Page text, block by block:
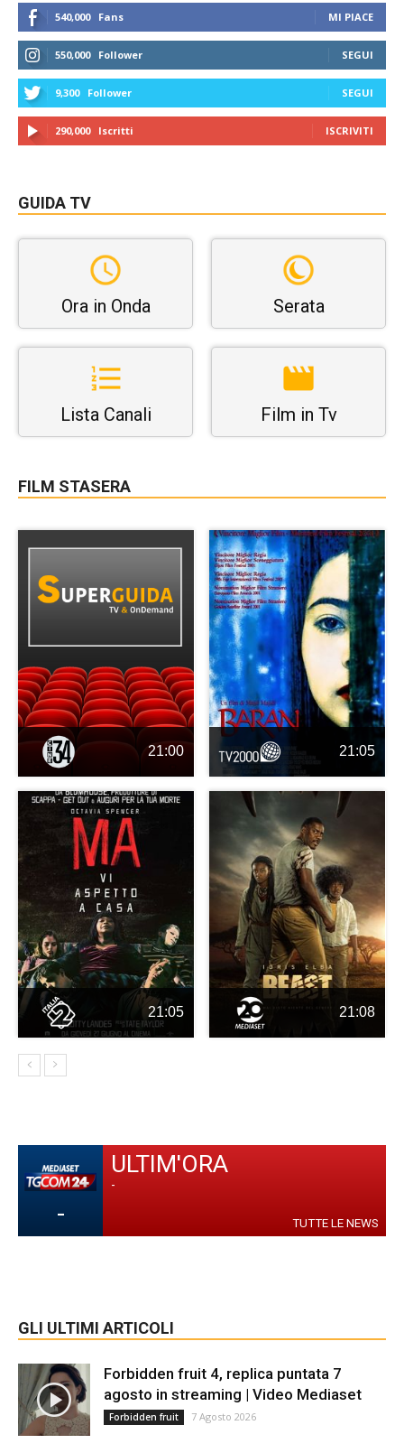
540,000 Fans MI PIACE
550,000 Follower SEGUI
9,300 Follower SEGUI
290,000 Iscritti ISCRIVITI
GUIDA TV
Ora in Onda Serata
Lista Canali Film in Tv
FILM STASERA
21:00 21:05
21:05 21:08
-
ULTIM'ORA
-
TUTTE LE NEWS
GLI ULTIMI ARTICOLI
Forbidden fruit 4, replica puntata 7
agosto in streaming | Video Mediaset
Forbidden fruit 7 Agosto 2026